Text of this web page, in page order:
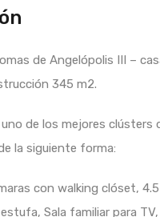
de Angelópolis III –
345 m2.
uno de los mejores
la siguiente forma:
con walking clóset,
Sala familiar para